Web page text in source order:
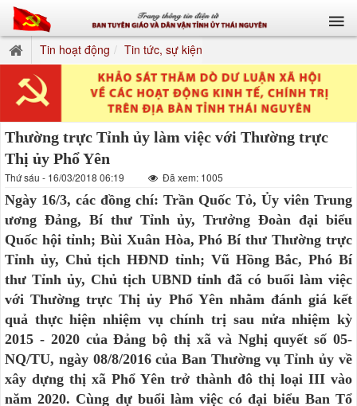
Tin hoạt động Tin tức, sự kiện
Thường trực Tỉnh ủy làm việc với Thường trực
Thị ủy Phổ Yên
Thứ sáu - 16/03/2018 06:19 Đã xem: 1005
Ngày 16/3, các đồng chí: Trần Quốc Tỏ, Ủy viên Trung
ương Đảng, Bí thư Tỉnh ủy, Trưởng Đoàn đại biểu
Quốc hội tỉnh; Bùi Xuân Hòa, Phó Bí thư Thường trực
Tỉnh ủy, Chủ tịch HĐND tỉnh; Vũ Hồng Bắc, Phó Bí
thư Tỉnh ủy, Chủ tịch UBND tỉnh đã có buổi làm việc
với Thường trực Thị ủy Phổ Yên nhằm đánh giá kết
quả thực hiện nhiệm vụ chính trị sau nửa nhiệm kỳ
2015 - 2020 của Đảng bộ thị xã và Nghị quyết số 05-
NQ/TU, ngày 08/8/2016 của Ban Thường vụ Tỉnh ủy về
xây dựng thị xã Phổ Yên trở thành đô thị loại III vào
năm 2020. Cùng dự buổi làm việc có đại biểu Ban Tổ